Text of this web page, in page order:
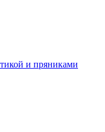
и пряниками